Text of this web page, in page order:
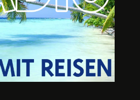
– IST REISEN
- Wege aus der
A3M –
Mit Krisen-